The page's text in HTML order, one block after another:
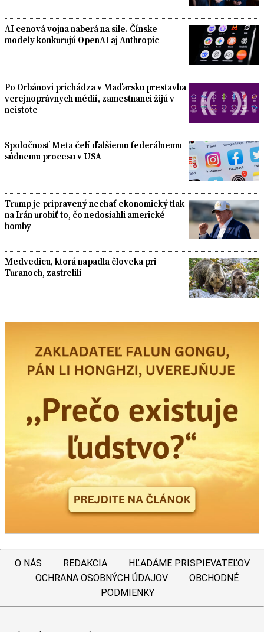
AI cenová vojna naberá na sile. Čínske
modely konkurujú OpenAI aj Anthropic
Po Orbánovi prichádza v Maďarsku prestavba
verejnoprávnych médií, zamestnanci žijú v
neistote
Spoločnosť Meta čelí ďalšiemu federálnemu
súdnemu procesu v USA
Trump je pripravený nechať ekonomický tlak
na Irán urobiť to, čo nedosiahli americké
bomby
Medvedicu, ktorá napadla človeka pri
Turanoch, zastrelili
O NÁS REDAKCIA
HĽADÁME PRISPIEVATEĽOV
OCHRANA OSOBNÝCH ÚDAJOV
OBCHODNÉ
PODMIENKY